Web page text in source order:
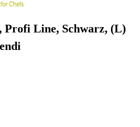
Profi Line, Schwarz, (L)